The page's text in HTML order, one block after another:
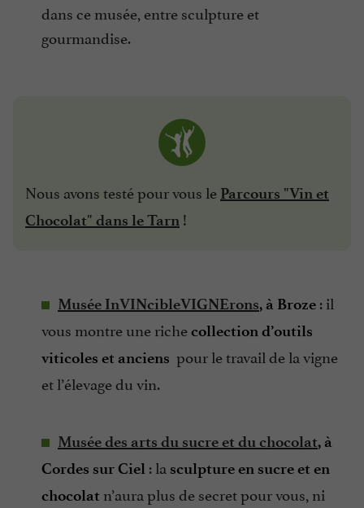
dans ce musée, entre sculpture et
gourmandise.
Nous avons testé pour vous le Parcours "Vin et
Chocolat" dans le Tarn !
Musée InVINcibleVIGNErons, à Broze : il
vous montre une richecollection d’outils
viticoles et anciens pour le travail de la vigne
et l’élevage du vin.
Musée des arts du sucre et du chocolat, à
Cordes sur Ciel : la sculpture en sucre et en
chocolat n’aura plus de secret pour vous, ni